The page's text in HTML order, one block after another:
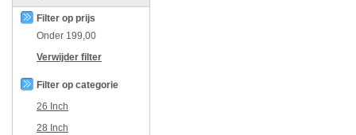
Filter op prijs
Onder 199,00
Verwijder filter
Filter op categorie
26 Inch
28 Inch